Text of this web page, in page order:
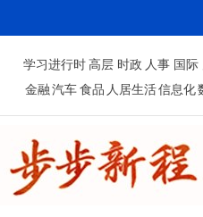
学习进行时 高层 时政 人事 国际
金融 汽车 食品 人居生活信息化